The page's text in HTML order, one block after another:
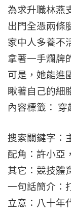
為求升職林燕
出門全憑兩條
家中人多養不
拿著一手爛牌
可是，她能進
瞅著自己的細
內容標籤：
搜索關鍵字：
配角：許小亞
其它：競技體
一句話簡介：
立意：八十年